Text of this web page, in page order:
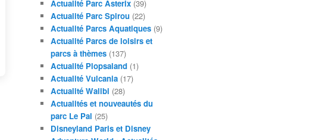
Actualité Parc Asterix (39)
Actualité Parc Spirou (22)
Actualité Parcs Aquatiques (9)
Actualité Parcs de loisirs et
parcs à thèmes (137)
Actualité Plopsaland (1)
Actualité Vulcania (17)
Actualité Walibi (28)
Actualités et nouveautés du
parc Le Pal (25)
Disneyland Paris et Disney